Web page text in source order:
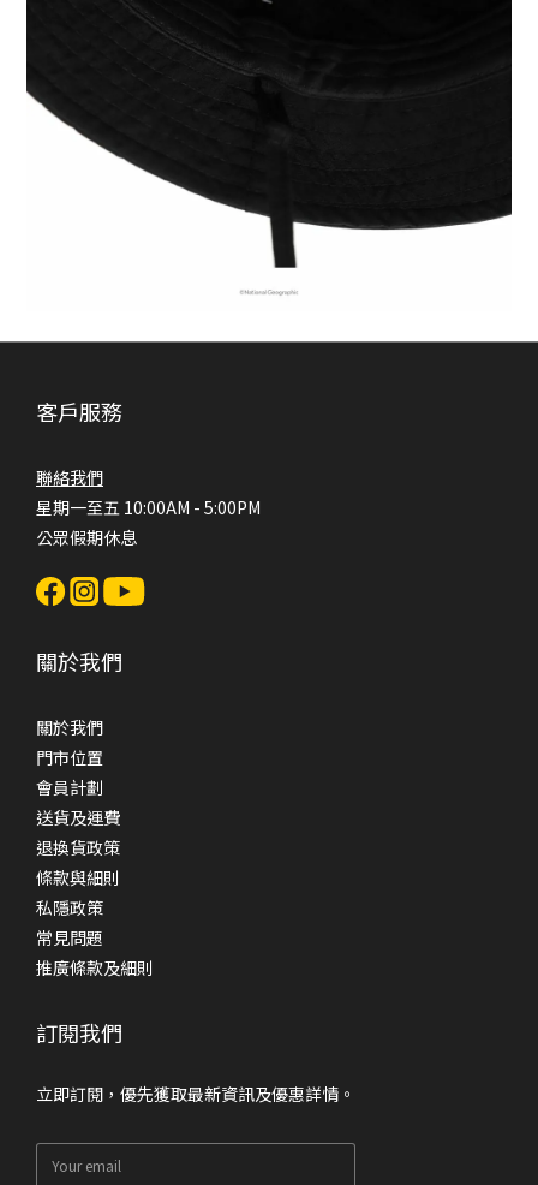
客戶服務
聯絡我們
星期一至五 10:00AM - 5:00PM
公眾假期休息
關於我們
關於我們
門市位置
會員計劃
送貨及運費
退換貨政策
條款與細則
私隱政策
常見問題
推廣條款及細則
訂閱我們
立即訂閱，優先獲取最新資訊及優惠詳情。